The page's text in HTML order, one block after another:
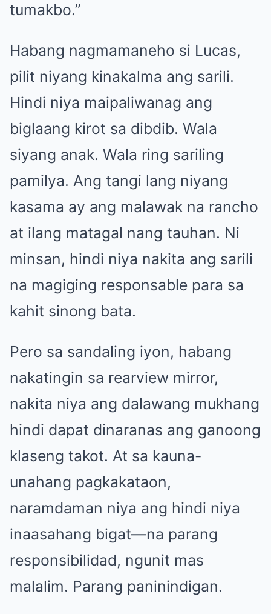
tumakbo.”
Habang nagmamaneho si Lucas,
pilit niyang kinakalma ang sarili.
Hindi niya maipaliwanag ang
biglaang kirot sa dibdib. Wala
siyang anak. Wala ring sariling
pamilya. Ang tangi lang niyang
kasama ay ang malawak na rancho
at ilang matagal nang tauhan. Ni
minsan, hindi niya nakita ang sarili
na magiging responsable para sa
kahit sinong bata.
Pero sa sandaling iyon, habang
nakatingin sa rearview mirror,
nakita niya ang dalawang mukhang
hindi dapat dinaranas ang ganoong
klaseng takot. At sa kauna-
unahang pagkakataon,
naramdaman niya ang hindi niya
inaasahang bigat—na parang
responsibilidad, ngunit mas
malalim. Parang paninindigan.